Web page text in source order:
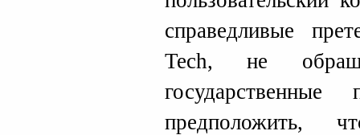
справедливые
Tech, не
предположить,